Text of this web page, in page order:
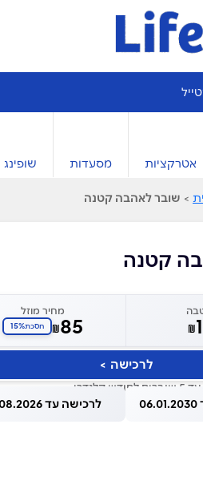
אטרקציות מסעדות שופינג
> שובר לאהבה קטנה
קטנה
₪
מחיר מוזל
₪85 חסכת15%
לרכישה >
קלנדרי
לרכישה עד 31.08.2026